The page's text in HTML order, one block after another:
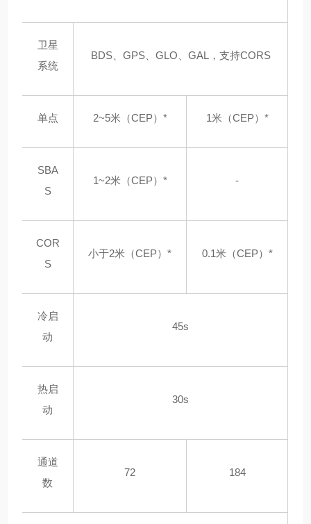
卫星
系统
BDS、GPS、GLO、GAL，支持CORS
单点 2~5米（CEP）* 1米（CEP）*
SBA
S
1~2米（CEP）* -
COR
S
小于2米（CEP）* 0.1米（CEP）*
冷启
动
45s
热启
动
30s
通道
数
72 184